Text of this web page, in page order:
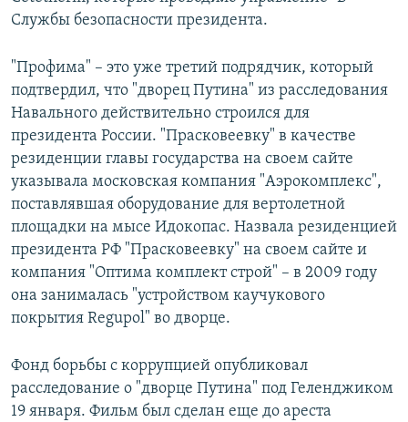
Службы безопасности президента.
"Профима" – это уже третий подрядчик, который
подтвердил, что "дворец Путина" из расследования
Навального действительно строился для
президента России. "Прасковеевку" в качестве
резиденции главы государства на своем сайте
указывала московская компания "Аэрокомплекс",
поставлявшая оборудование для вертолетной
площадки на мысе Идокопас. Назвала резиденцией
президента РФ "Прасковеевку" на своем сайте и
компания "Оптима комплект строй" – в 2009 году
она занималась "устройством каучукового
покрытия Regupol" во дворце.
Фонд борьбы с коррупцией опубликовал
расследование о "дворце Путина" под Геленджиком
19 января. Фильм был сделан еще до ареста